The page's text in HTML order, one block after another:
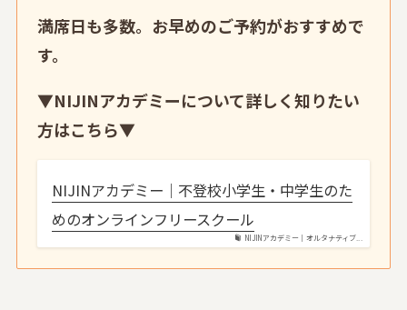
満席日も多数。お早めのご予約がおすすめで
す。
▼NIJINアカデミーについて詳しく知りたい
方はこちら▼
NIJINアカデミー｜オルタナティブ...
NIJINアカデミー｜不登校小学生・中学生のた
めのオンラインフリースクール